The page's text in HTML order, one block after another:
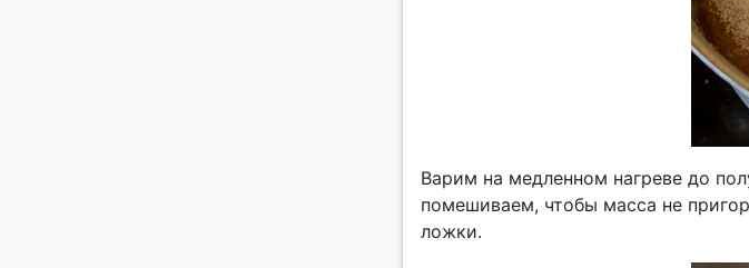
Варим на медленном нагреве до
помешиваем, чтобы масса не
ложки.